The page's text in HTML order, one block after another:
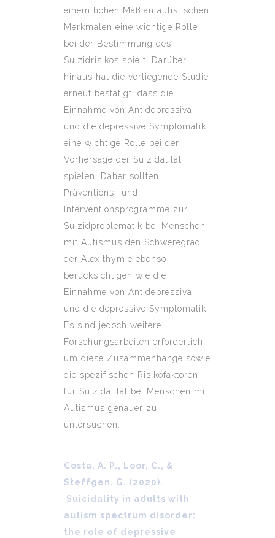
einem hohen Maß an autistischen
Merkmalen eine wichtige Rolle
bei der Bestimmung des
Suizidrisikos spielt. Darüber
hinaus hat die vorliegende Studie
erneut bestätigt, dass die
Einnahme von Antidepressiva
und die depressive Symptomatik
eine wichtige Rolle bei der
Vorhersage der Suizidalität
spielen. Daher sollten
Präventions- und
Interventionsprogramme zur
Suizidproblematik bei Menschen
mit Autismus den Schweregrad
der Alexithymie ebenso
berücksichtigen wie die
Einnahme von Antidepressiva
und die depressive Symptomatik.
Es sind jedoch weitere
Forschungsarbeiten erforderlich,
um diese Zusammenhänge sowie
die spezifischen Risikofaktoren
für Suizidalität bei Menschen mit
Autismus genauer zu
untersuchen.
Costa, A. P., Loor, C., &
Steffgen, G. (2020).
Suicidality in adults with
autism spectrum disorder:
the role of depressive